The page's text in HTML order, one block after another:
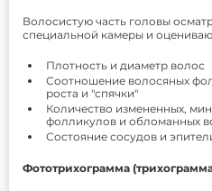
Волосистую часть головы
специальной камеры и
Плотность и диаметр волос
Соотношение волосяных
роста и "спячки"
Количество измененных,
фолликулов и обломанных
Состояние сосудов и
Фототрихограмма